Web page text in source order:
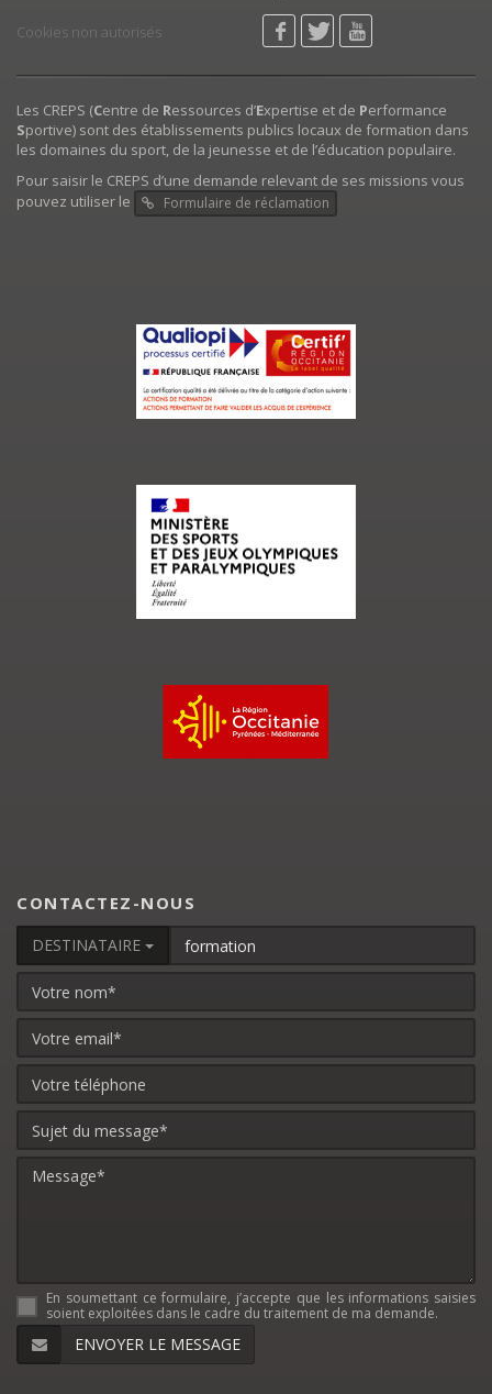
Cookies non autorisés
Les CREPS (Centre de Ressources d’Expertise et de Performance
Sportive) sont des établissements publics locaux de formation dans
les domaines du sport, de la jeunesse et de l’éducation populaire.
Pour saisir le CREPS d’une demande relevant de ses missions vous
pouvez utiliser le
Formulaire de réclamation
CONTACTEZ-NOUS
DESTINATAIRE
En soumettant ce formulaire, j’accepte que les informations saisies
soient exploitées dans le cadre du traitement de ma demande.